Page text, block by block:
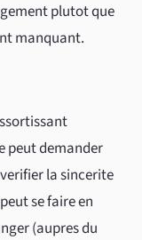
plutot que
manquant.
peut demander
la sincerite
se faire en
(aupres du